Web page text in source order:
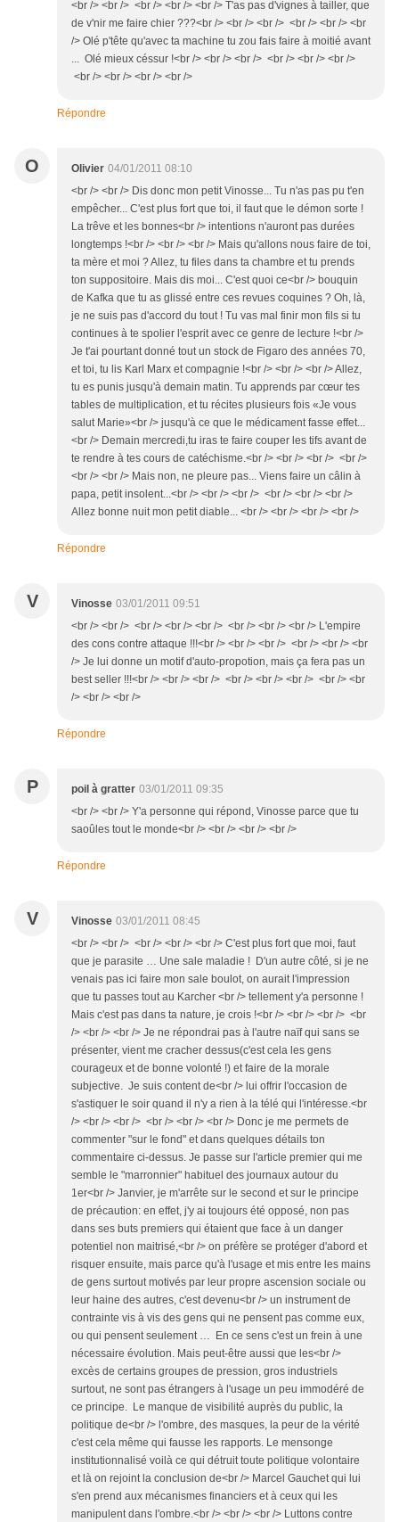
<br /> <br /> <br /> <br /> <br /> T'as pas d'vignes à tailler, que
de v'nir me faire chier ???<br /> <br /> <br /> <br /> <br /> <br
/> Olé p'tête qu'avec ta machine tu zou fais faire à moitié avant
... Olé mieux céssur !<br /> <br /> <br /> <br /> <br /> <br />
<br /> <br /> <br /> <br />
Répondre
O Olivier 04/01/2011 08:10
<br /> <br /> Dis donc mon petit Vinosse... Tu n'as pas pu t'en
empêcher... C'est plus fort que toi, il faut que le démon sorte !
La trêve et les bonnes<br /> intentions n'auront pas durées
longtemps !<br /> <br /> <br /> Mais qu'allons nous faire de toi,
ta mère et moi ? Allez, tu files dans ta chambre et tu prends
ton suppositoire. Mais dis moi... C'est quoi ce<br /> bouquin
de Kafka que tu as glissé entre ces revues coquines ? Oh, là,
je ne suis pas d'accord du tout ! Tu vas mal finir mon fils si tu
continues à te spolier l'esprit avec ce genre de lecture !<br />
Je t'ai pourtant donné tout un stock de Figaro des années 70,
et toi, tu lis Karl Marx et compagnie !<br /> <br /> <br /> Allez,
tu es punis jusqu'à demain matin. Tu apprends par cœur tes
tables de multiplication, et tu récites plusieurs fois «Je vous
salut Marie»<br /> jusqu'à ce que le médicament fasse effet...
<br /> Demain mercredi,tu iras te faire couper les tifs avant de
te rendre à tes cours de catéchisme.<br /> <br /> <br /> <br />
<br /> <br /> Mais non, ne pleure pas... Viens faire un câlin à
papa, petit insolent...<br /> <br /> <br /> <br /> <br /> <br />
Allez bonne nuit mon petit diable... <br /> <br /> <br /> <br />
Répondre
V Vinosse 03/01/2011 09:51
<br /> <br /> <br /> <br /> <br /> <br /> <br /> <br /> L'empire
des cons contre attaque !!!<br /> <br /> <br /> <br /> <br /> <br
/> Je lui donne un motif d'auto-propotion, mais ça fera pas un
best seller !!!<br /> <br /> <br /> <br /> <br /> <br /> <br /> <br
/> <br /> <br />
Répondre
P poil à gratter 03/01/2011 09:35
<br /> <br /> Y'a personne qui répond, Vinosse parce que tu
saoûles tout le monde<br /> <br /> <br /> <br />
Répondre
V Vinosse 03/01/2011 08:45
<br /> <br /> <br /> <br /> <br /> C'est plus fort que moi, faut
que je parasite … Une sale maladie ! D'un autre côté, si je ne
venais pas ici faire mon sale boulot, on aurait l'impression
que tu passes tout au Karcher <br /> tellement y'a personne !
Mais c'est pas dans ta nature, je crois !<br /> <br /> <br /> <br
/> <br /> <br /> Je ne répondrai pas à l'autre naïf qui sans se
présenter, vient me cracher dessus(c'est cela les gens
courageux et de bonne volonté !) et faire de la morale
subjective. Je suis content de<br /> lui offrir l'occasion de
s'astiquer le soir quand il n'y a rien à la télé qui l'intéresse.<br
/> <br /> <br /> <br /> <br /> <br /> Donc je me permets de
commenter "sur le fond" et dans quelques détails ton
commentaire ci-dessus. Je passe sur l'article premier qui me
semble le "marronnier" habituel des journaux autour du
1er<br /> Janvier, je m'arrête sur le second et sur le principe
de précaution: en effet, j'y ai toujours été opposé, non pas
dans ses buts premiers qui étaient que face à un danger
potentiel non maitrisé,<br /> on préfère se protéger d'abord et
risquer ensuite, mais parce qu'à l'usage et mis entre les mains
de gens surtout motivés par leur propre ascension sociale ou
leur haine des autres, c'est devenu<br /> un instrument de
contrainte vis à vis des gens qui ne pensent pas comme eux,
ou qui pensent seulement … En ce sens c'est un frein à une
nécessaire évolution. Mais peut-être aussi que les<br />
excès de certains groupes de pression, gros industriels
surtout, ne sont pas étrangers à l'usage un peu immodéré de
ce principe. Le manque de visibilité auprès du public, la
politique de<br /> l'ombre, des masques, la peur de la vérité
c'est cela même qui fausse les rapports. Le mensonge
institutionnalisé voilà ce qui détruit toute politique volontaire
et là on rejoint la conclusion de<br /> Marcel Gauchet qui lui
s'en prend aux mécanismes financiers et à ceux qui les
manipulent dans l'ombre.<br /> <br /> <br /> Luttons contre